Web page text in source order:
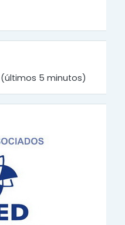
5 minutos)